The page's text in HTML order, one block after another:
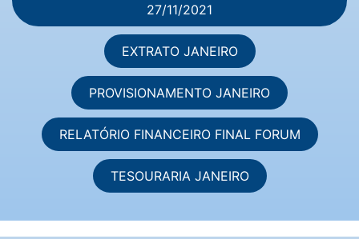
27/11/2021
EXTRATO JANEIRO
PROVISIONAMENTO JANEIRO
RELATÓRIO FINANCEIRO FINAL FORUM
TESOURARIA JANEIRO